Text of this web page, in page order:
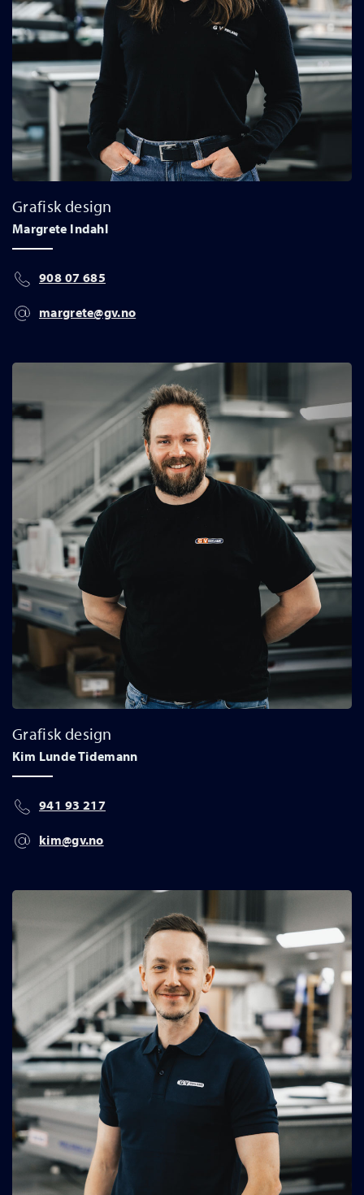
Grafisk design
Margrete Indahl
908 07 685
margrete@gv.no
Grafisk design
Kim Lunde Tidemann
941 93 217
kim@gv.no